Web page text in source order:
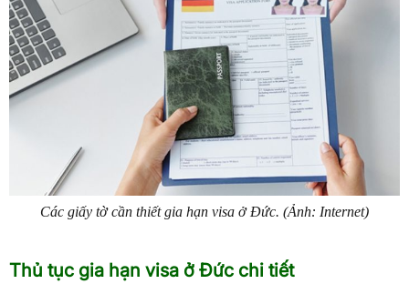
Các giấy tờ cần thiết gia hạn visa ở Đức. (Ảnh: Internet)
Thủ tục gia hạn visa ở Đức chi tiết